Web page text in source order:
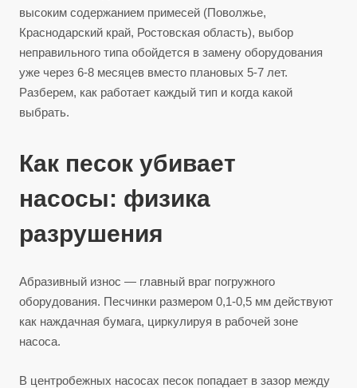
высоким содержанием примесей (Поволжье,
Краснодарский край, Ростовская область), выбор
неправильного типа обойдется в замену оборудования
уже через 6-8 месяцев вместо плановых 5-7 лет.
Разберем, как работает каждый тип и когда какой
выбрать.
Как песок убивает
насосы: физика
разрушения
Абразивный износ — главный враг погружного
оборудования. Песчинки размером 0,1-0,5 мм действуют
как наждачная бумага, циркулируя в рабочей зоне
насоса.
В центробежных насосах песок попадает в зазор между